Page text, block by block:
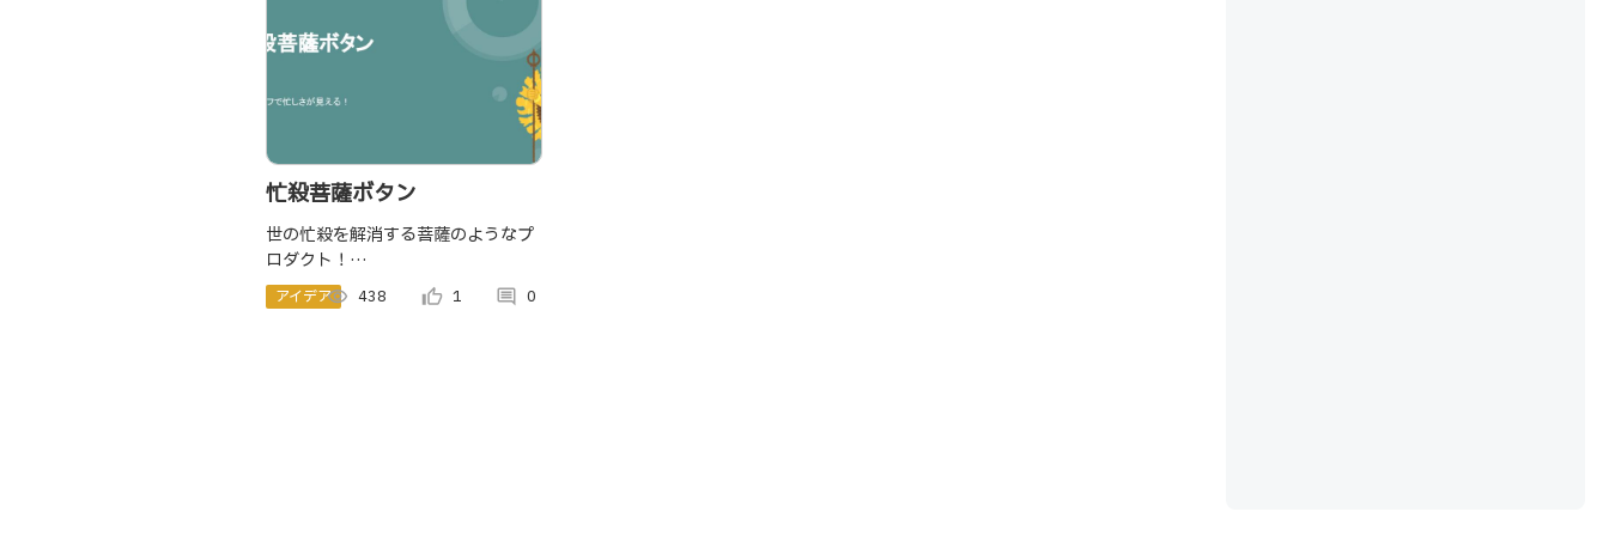
忙殺菩薩ボタン
世の忙殺を解消する菩薩のようなプ
ロダクト！
https://twitter.com/i74176307
アイデアvisibility 438 thumb_up_alt 1 comment 0